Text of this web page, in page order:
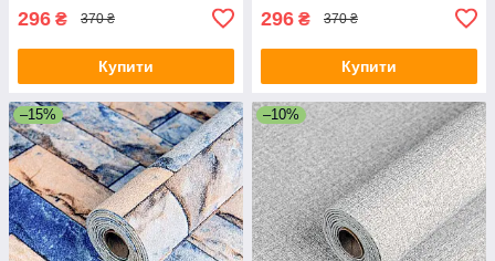
296 ₴ 370 ₴
Купити
296 ₴ 370 ₴
Купити
–15% –10%